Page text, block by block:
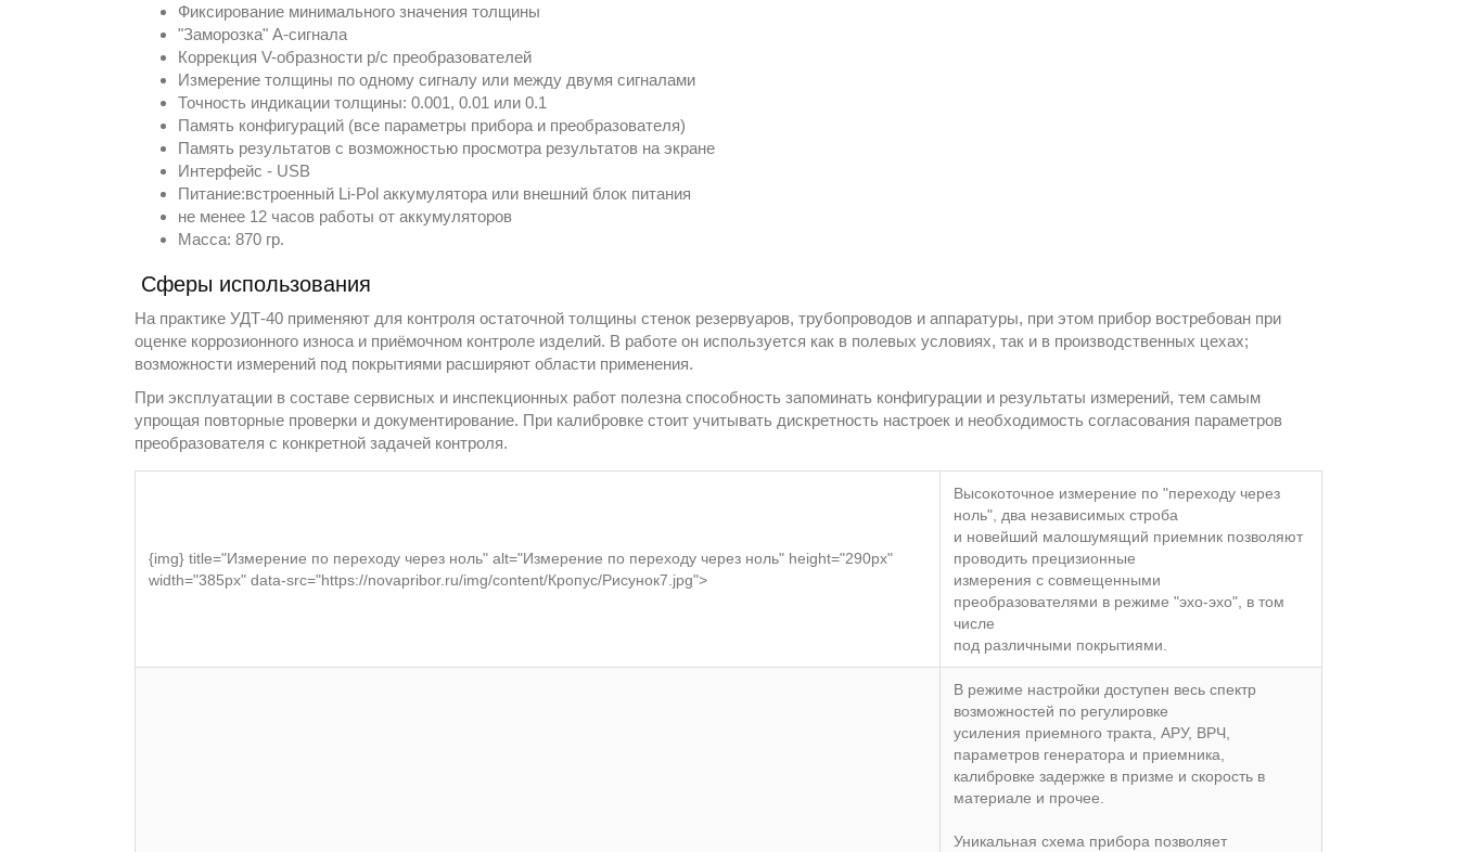
Фиксирование минимального значения толщины
"Заморозка" А-сигнала
Коррекция V-образности р/с преобразователей
Измерение толщины по одному сигналу или между двумя сигналами
Точность индикации толщины: 0.001, 0.01 или 0.1
Память конфигураций (все параметры прибора и преобразователя)
Память результатов с возможностью просмотра результатов на экране
Интерфейс - USB
Питание:встроенный Li-Pol аккумулятора или внешний блок питания
не менее 12 часов работы от аккумуляторов
Масса: 870 гр.
Сферы использования
На практике УДТ-40 применяют для контроля остаточной толщины стенок резервуаров, трубопроводов и аппаратуры, при этом прибор востребован при
оценке коррозионного износа и приёмочном контроле изделий. В работе он используется как в полевых условиях, так и в производственных цехах;
возможности измерений под покрытиями расширяют области применения.
При эксплуатации в составе сервисных и инспекционных работ полезна способность запоминать конфигурации и результаты измерений, тем самым
упрощая повторные проверки и документирование. При калибровке стоит учитывать дискретность настроек и необходимость согласования параметров
преобразователя с конкретной задачей контроля.
{img} title="Измерение по переходу через ноль" alt="Измерение по переходу через ноль" height="290px"
width="385px" data-src="https://novapribor.ru/img/content/Кропус/Рисунок7.jpg">
Высокоточное измерение по "переходу через
ноль", два независимых строба
и новейший малошумящий приемник позволяют
проводить прецизионные
измерения с совмещенными
преобразователями в режиме "эхо-эхо", в том
числе
под различными покрытиями.
В режиме настройки доступен весь спектр
возможностей по регулировке
усиления приемного тракта, АРУ, ВРЧ,
параметров генератора и приемника,
калибровке задержке в призме и скорость в
материале и прочее.
Уникальная схема прибора позволяет